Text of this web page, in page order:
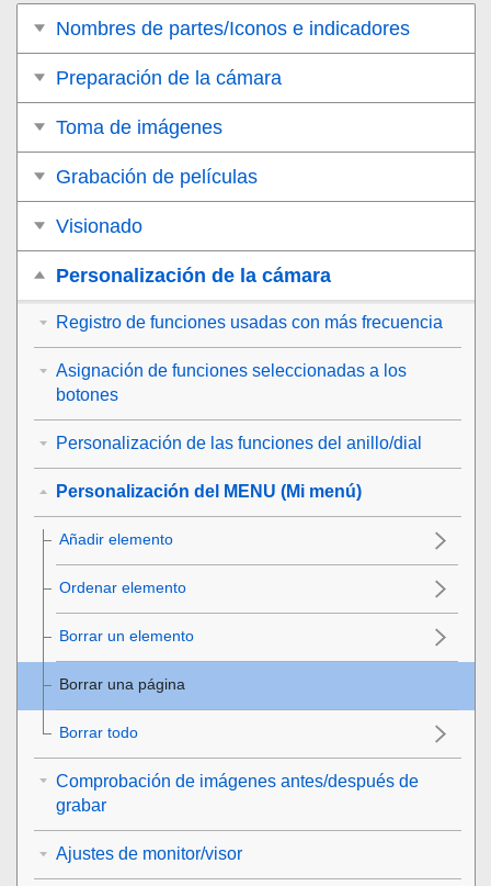
Nombres de partes/Iconos e indicadores
Preparación de la cámara
Toma de imágenes
Grabación de películas
Visionado
Personalización de la cámara
Registro de funciones usadas con más frecuencia
Asignación de funciones seleccionadas a los
botones
Personalización de las funciones del anillo/dial
Personalización del MENU (Mi menú)
Añadir elemento
Ordenar elemento
Borrar un elemento
Borrar una página
Borrar todo
Comprobación de imágenes antes/después de
grabar
Ajustes de monitor/visor